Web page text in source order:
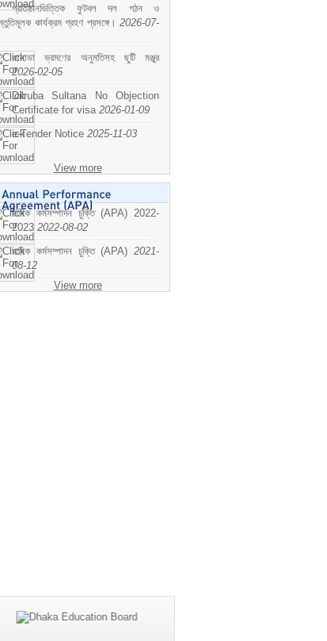
প্রতিষ্ঠানভিত্তিক ফুটবল দল গঠন ও
কার্যক্রম গ্রহণ প্রসঙ্গে। 2026-07-
কানাডা ভ্রমণের অনুমতিসহ ছুটি মঞ্জুর
2026-02-05
Dilruba Sultana No Objection
Certificate for visa 2026-01-09
e-Tender Notice 2025-11-03
View more
বাষিক কর্মসম্পাদন চুক্তি (APA) 2022-
2023 2022-08-02
বাষিক কর্মসম্পাদন চুক্তি (APA) 2021-
08-12
View more